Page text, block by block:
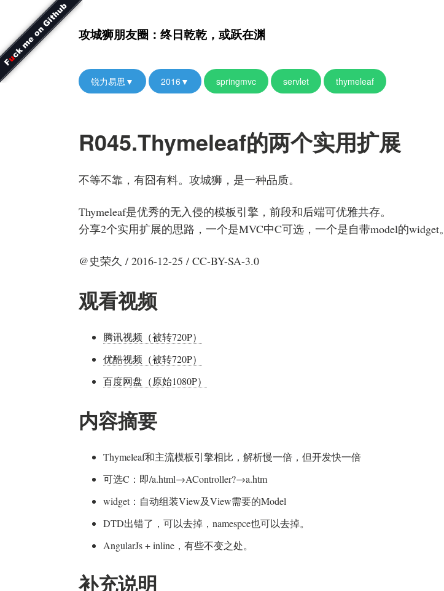
攻城狮朋友圈：终日乾乾，或跃在渊
锐力易思▼ 2016▼ springmvc servlet thymeleaf
R045.Thymeleaf的两个实用扩展
不等不靠，有囧有料。攻城狮，是一种品质。
Thymeleaf是优秀的无入侵的模板引擎，前段和后端可优雅共存。
分享2个实用扩展的思路，一个是MVC中C可选，一个是自带model的widget。
@史荣久 / 2016-12-25 / CC-BY-SA-3.0
观看视频
腾讯视频（被转720P）
优酷视频（被转720P）
百度网盘（原始1080P）
内容摘要
Thymeleaf和主流模板引擎相比，解析慢一倍，但开发快一倍
可选C：即/a.html→AController?→a.htm
widget：自动组装View及View需要的Model
DTD出错了，可以去掉，namespce也可以去掉。
AngularJs + inline，有些不变之处。
补充说明